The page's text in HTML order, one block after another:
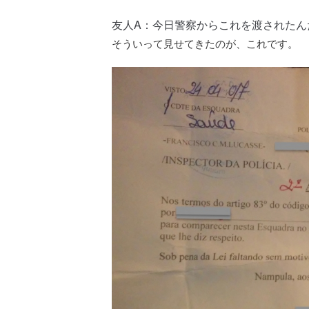
友人A：今日警察からこれを渡された
そういって見せてきたのが、これです。